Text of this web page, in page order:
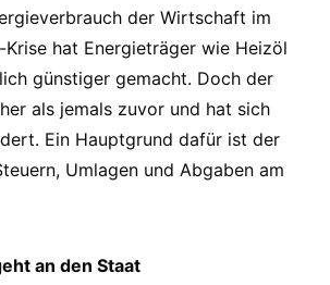
der Wirtschaft im
hat Energieträger wie Heizöl
günstiger gemacht. Doch der
als jemals zuvor und hat sich
Ein Hauptgrund dafür ist der
Umlagen und Abgaben am
an den Staat